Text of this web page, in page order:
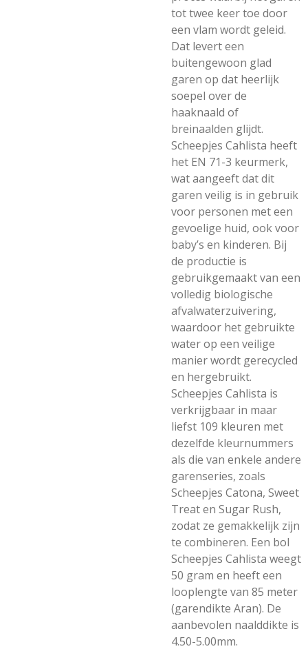
tot twee keer toe door
een vlam wordt geleid.
Dat levert een
buitengewoon glad
garen op dat heerlijk
soepel over de
haaknaald of
breinaalden glijdt.
Scheepjes Cahlista heeft
het EN 71-3 keurmerk,
wat aangeeft dat dit
garen veilig is in gebruik
voor personen met een
gevoelige huid, ook voor
baby’s en kinderen. Bij
de productie is
gebruikgemaakt van een
volledig biologische
afvalwaterzuivering,
waardoor het gebruikte
water op een veilige
manier wordt gerecycled
en hergebruikt.
Scheepjes Cahlista is
verkrijgbaar in maar
liefst 109 kleuren met
dezelfde kleurnummers
als die van enkele andere
garenseries, zoals
Scheepjes Catona, Sweet
Treat en Sugar Rush,
zodat ze gemakkelijk zijn
te combineren. Een bol
Scheepjes Cahlista weegt
50 gram en heeft een
looplengte van 85 meter
(garendikte Aran). De
aanbevolen naalddikte is
4.50-5.00mm.